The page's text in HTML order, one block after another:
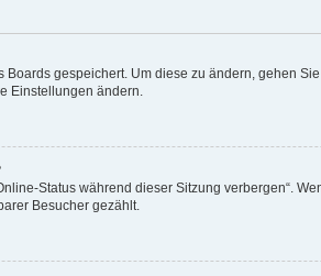
gespeichert. Um diese zu ändern, gehen
Einstellungen ändern.
Status während dieser Sitzung verbergen“.
Besucher gezählt.